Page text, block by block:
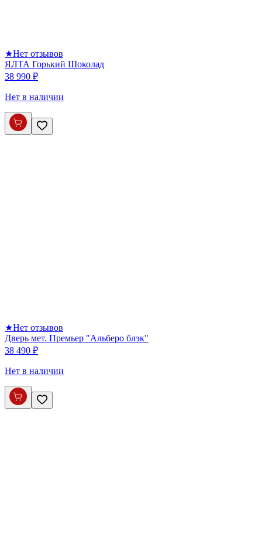
★Нет отзывов
ЯЛТА Горький Шоколад
38 990 ₽
Нет в наличии
★Нет отзывов
Дверь мет. Премьер "Альберо блэк"
38 490 ₽
Нет в наличии